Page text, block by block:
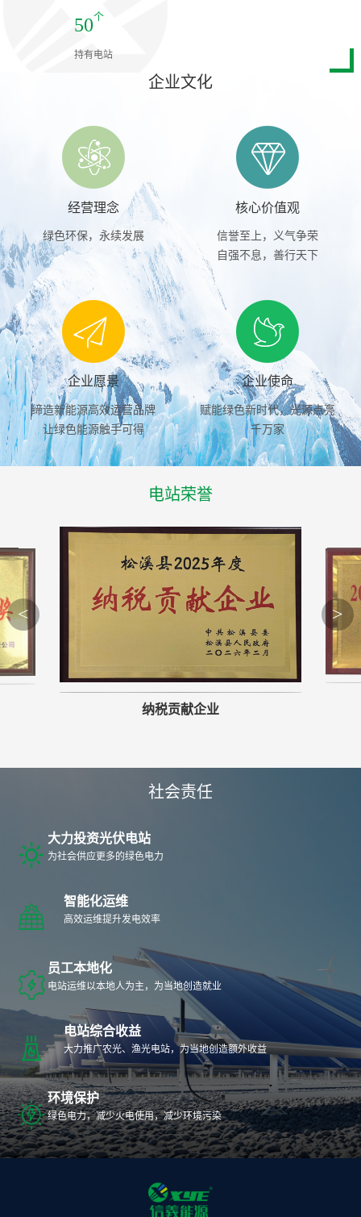
50个
持有电站
企业文化
经营理念
绿色环保，永续发展
核心价值观
信誉至上，义气争荣
自强不息，善行天下
企业愿景
缔造新能源高效运营品牌
让绿色能源触手可得
企业使命
赋能绿色新时代，光源点亮
千万家
电站荣誉
纳税贡献企业
< >
社会责任
大力投资光伏电站
为社会供应更多的绿色电力
智能化运维
高效运维提升发电效率
员工本地化
电站运维以本地人为主，为当地创造就业
电站综合收益
大力推广农光、渔光电站，为当地创造额外收益
环境保护
绿色电力，减少火电使用，减少环境污染